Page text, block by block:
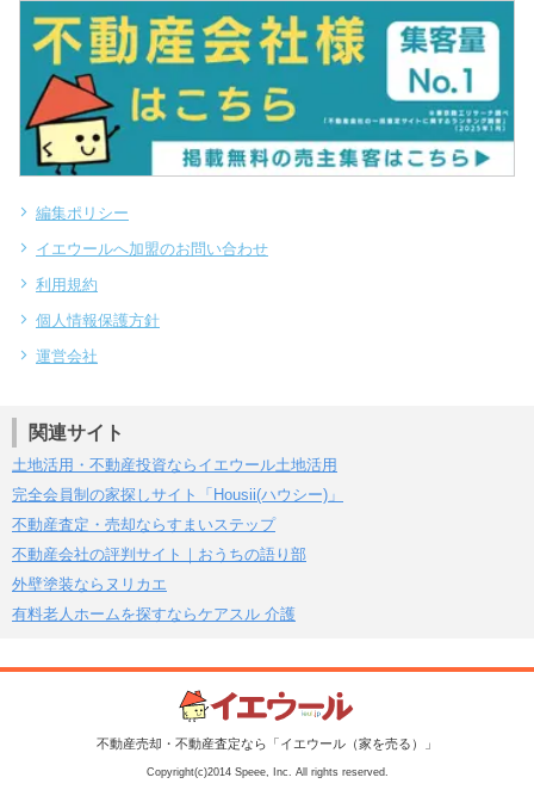
編集ポリシー
イエウールへ加盟のお問い合わせ
利用規約
個人情報保護方針
運営会社
関連サイト
土地活用・不動産投資ならイエウール土地活用
完全会員制の家探しサイト「Housii(ハウシー)」
不動産査定・売却ならすまいステップ
不動産会社の評判サイト｜おうちの語り部
外壁塗装ならヌリカエ
有料老人ホームを探すならケアスル 介護
不動産売却・不動産査定なら「イエウール（家を売る）」
Copyright(c)2014 Speee, Inc. All rights reserved.